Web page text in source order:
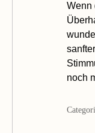
Wenn
noch